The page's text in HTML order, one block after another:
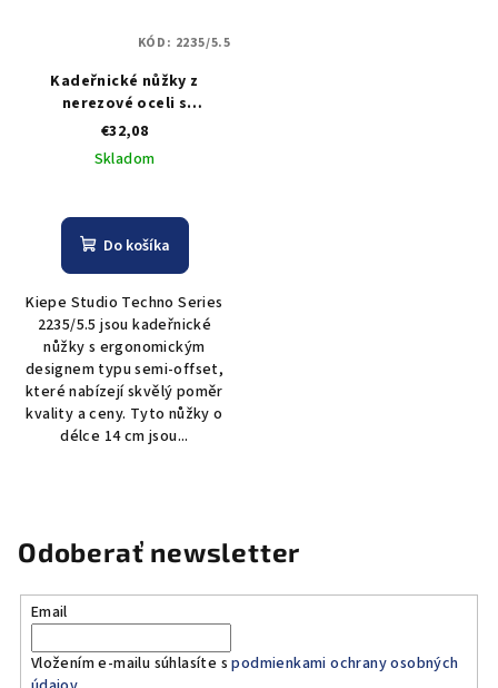
Kadeřnické nůžky z
nerezové oceli s
mikrozoubky Kiepe Studio
Techno Series 2235/5.5
€32,08
Skladom
Do košíka
Kiepe Studio Techno Series
2235/5.5 jsou kadeřnické
nůžky s ergonomickým
designem typu semi-offset,
které nabízejí skvělý poměr
kvality a ceny. Tyto nůžky o
délce 14 cm jsou...
KÓD: 2235/5.5
Odoberať newsletter
Email
Vložením e-mailu súhlasíte spodmienkami ochrany osobných